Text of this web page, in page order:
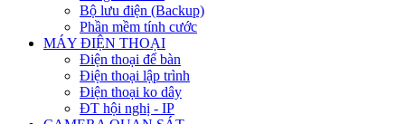
Bộ lưu điện (Backup)
Phần mềm tính cước
MÁY ĐIỆN THOẠI
Điện thoại để bàn
Điện thoại lập trình
Điện thoại ko dây
ĐT hội nghị - IP